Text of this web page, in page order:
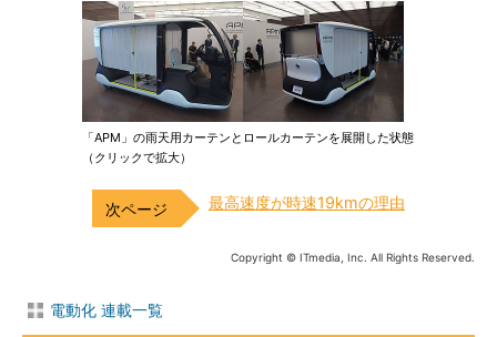
「APM」の雨天用カーテンとロールカーテンを展開した状態
（クリックで拡大）
最高速度が時速19kmの理由
Copyright © ITmedia, Inc. All Rights Reserved.
電動化 連載一覧